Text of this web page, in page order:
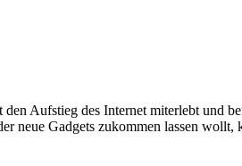
Aufstieg des Internet miterlebt und
neue Gadgets zukommen lassen wollt,